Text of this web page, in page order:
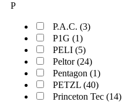
P
P.A.C. (3)
P1G (1)
PELI (5)
Peltor (24)
Pentagon (1)
PETZL (40)
Princeton Tec (14)